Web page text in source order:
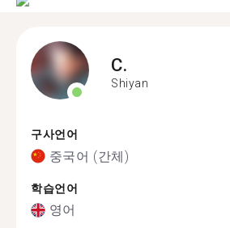
C.
Shiyan
구사언어
중국어 (간체)
학습언어
영어